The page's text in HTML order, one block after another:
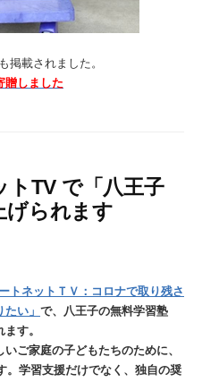
載されました。
贈しました
トTV で「八王子
げられます
トネットＴＶ：コロナで取り残さ
い」 で、八王子の無料学習塾
す。
ご家庭の子どもたちのために、
。学習支援だけでなく、独自の奨